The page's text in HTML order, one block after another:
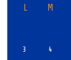
L M
3 4